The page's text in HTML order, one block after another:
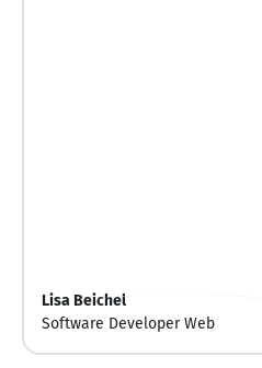
Lisa Beichel
Software Developer Web